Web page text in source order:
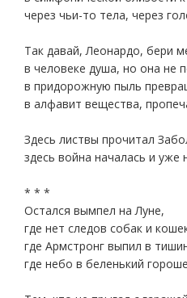
через чьи-то тела, через
Так давай, Леонардо, бери
в человеке душа, но она не
в придорожную пыль
в алфавит вещества,
Здесь листвы прочитал
здесь война началась и уже
* * *
Остался вымпел на Луне,
где нет следов собак и
где Армстронг выпил в
где небо в беленький